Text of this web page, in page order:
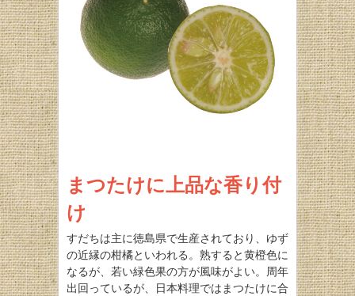
まつたけに上品な香り付
け
すだちは主に徳島県で生産されており、ゆず
の近縁の柑橘といわれる。熟すると黄橙色に
なるが、若い緑色果の方が風味がよい。周年
出回っているが、日本料理ではまつたけに合